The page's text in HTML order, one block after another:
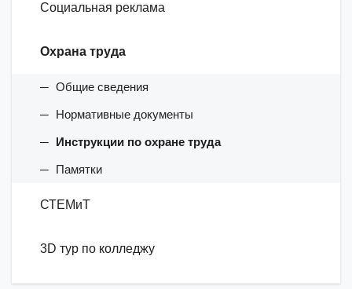
Социальная реклама
Охрана труда
Общие сведения
Нормативные документы
Инструкции по охране труда
Памятки
СТЕМиТ
3D тур по колледжу